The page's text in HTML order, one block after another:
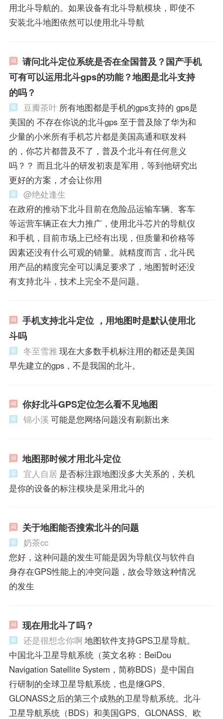
用北斗导航的。如果设备有北斗导航模块，即使不
安装北斗地图依然可以使用北斗导航
请问北斗定位系统是否在全国普及？国产手机
可有可以运用北斗gps的功能？地图是北斗支持
的吗？
豆瓣茶叶 所有地图都是手机的gps支持的 gps是
美国的 不存在你说的北斗gps 至于普及除了华为和
少量的小米所有手机芯片都是美国高通和联发科
的，你芯片都普及不了，普及个北斗有任何意义
吗？？ 而且北斗的研发初衷是军用，等到他研究出
更好的方案，才会让你用
@绝处逢生
在政府的推动下北斗目前在危险品运输车辆、客车
等运营车辆正在大力推广，使用北斗芯片的导航仪
和手机，目前市场上已经有出现，但质量和价格等
因素还没有什么可观的销量。就精度而言，北斗民
用产品的精度完全可以满足要求了，地图暂时还没
有支持北斗，技术上完全不是问题。
手机支持北斗定位 ，用地图时是默认使用北
斗吗
冬至雪雅现在大多数手机标注用的都还是美国
早先建立的gps，不是我国的北斗。
你好北斗GPS定位怎么看不见地图
锦小溪 可能是您网络问题没有刷新出来
地图那时候才用北斗定位
宜人自居 是否标注跟地图没多大关系的，关机
是你的设备的标注模块是采用北斗的
关于地图能否搜索北斗的问题
奶茶cc
您好，这种问题的发生可能是因为导航仪与软件自
身存在GPS性能上的冲突问题，故会导致这种情况
的发生
现在用北斗了吗？
还是很想念你啊地图软件支持GPS卫星导航。
中国北斗卫星导航系统（英文名称：BeiDou
Navigation Satellite System，简称BDS）是中国自
行研制的全球卫星导航系统，也是继GPS、
GLONASS之后的第三个成熟的卫星导航系统。北斗
卫星导航系统（BDS）和美国GPS、GLONASS、欧